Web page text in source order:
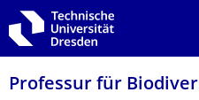
Zur Hauptnavigation springen
Zur Suche springen
Zum Inhalt springen
Professur für